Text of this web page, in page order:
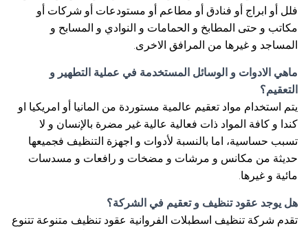
فلل أو ابراج أو فنادق أو مطاعم أو مستودعات أو شركات أو
مكاتب و حتى المطابخ و الحمامات و النوادي و المسابح و
المساجد و غيرها من المرافق الاخرى.
ماهي الادوات و الوسائل المستخدمة في عملية التطهير و
التعقيم؟
يتم استخدام مواد تعقيم عالمية مستوردة من المانيا أو امريكيا او
كندا و كافة المواد ذات فعالية عالية غير مضرة بالإنسان و لا
تسبب حساسية، اما بالنسبة لأدوات و اجهزة التنظيف فجميعها
حديثة من مكانس و مرشات و مضخات و رافعات و مسدسات
مائية و غيرها.
هل يوجد عقود تنظيف و تعقيم في الشركة؟
تقدم شركة تنظيف اسطبلات الفروانية عقود تنظيف متنوعة تتنوع